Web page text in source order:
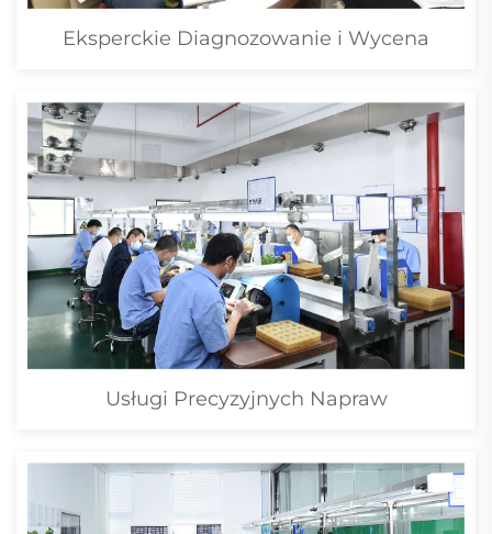
Eksperckie Diagnozowanie i Wycena
Usługi Precyzyjnych Napraw